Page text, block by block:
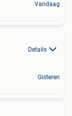
Vandaag
Details
Gisteren